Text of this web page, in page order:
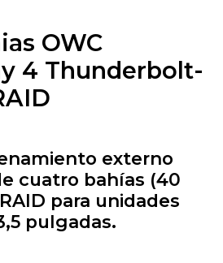
OWC
4 Thunderbolt-
externo
cuatro bahías (40
para unidades
pulgadas.